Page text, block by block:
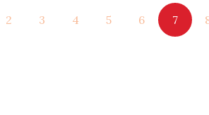
Tham vấn
2 3 4 5 6 7